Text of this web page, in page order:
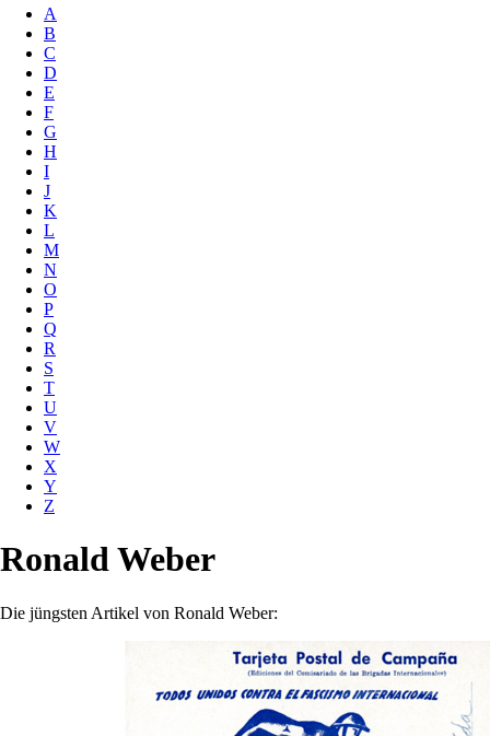
A
B
C
D
E
F
G
H
I
J
K
L
M
N
O
P
Q
R
S
T
U
V
W
X
Y
Z
Ronald Weber
Die jüngsten Artikel von Ronald Weber: